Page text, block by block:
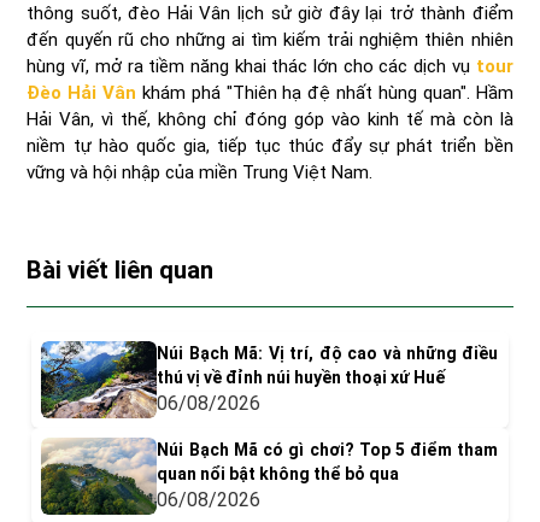
thông suốt, đèo Hải Vân lịch sử giờ đây lại trở thành điểm
đến quyến rũ cho những ai tìm kiếm trải nghiệm thiên nhiên
hùng vĩ, mở ra tiềm năng khai thác lớn cho các dịch vụ tour
Đèo Hải Vân khám phá "Thiên hạ đệ nhất hùng quan". Hầm
Hải Vân, vì thế, không chỉ đóng góp vào kinh tế mà còn là
niềm tự hào quốc gia, tiếp tục thúc đẩy sự phát triển bền
vững và hội nhập của miền Trung Việt Nam.
Bài viết liên quan
Núi Bạch Mã: Vị trí, độ cao và những điều
thú vị về đỉnh núi huyền thoại xứ Huế
06/08/2026
Núi Bạch Mã có gì chơi? Top 5 điểm tham
quan nổi bật không thể bỏ qua
06/08/2026